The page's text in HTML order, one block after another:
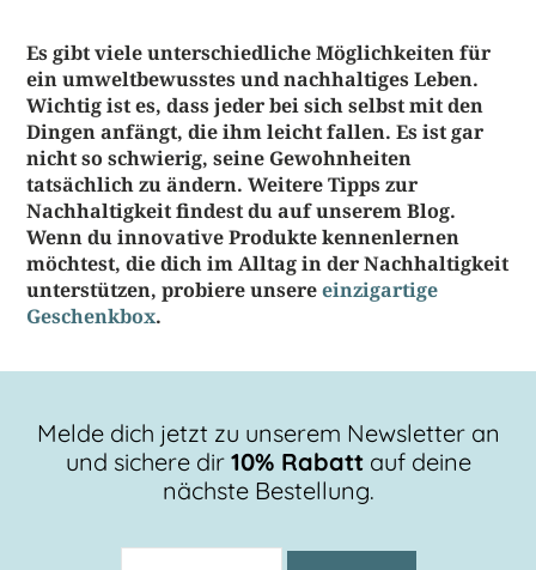
Es gibt viele unterschiedliche Möglichkeiten für
ein umweltbewusstes und nachhaltiges Leben.
Wichtig ist es, dass jeder bei sich selbst mit den
Dingen anfängt, die ihm leicht fallen. Es ist gar
nicht so schwierig, seine Gewohnheiten
tatsächlich zu ändern. Weitere Tipps zur
Nachhaltigkeit findest du auf unserem Blog.
Wenn du innovative Produkte kennenlernen
möchtest, die dich im Alltag in der Nachhaltigkeit
unterstützen, probiere unsereeinzigartige
Geschenkbox.
Melde dich jetzt zu unserem Newsletter an
und sichere dir 10% Rabattauf deine
nächste Bestellung.